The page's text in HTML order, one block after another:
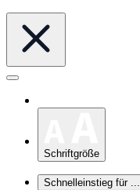
Schriftgröße
Schnelleinstieg für ...